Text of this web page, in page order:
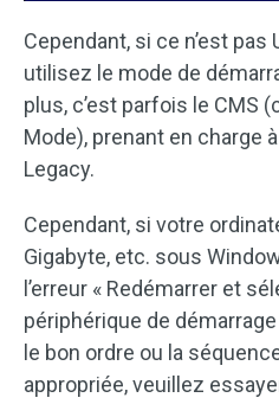
Cependant, si ce n’est pas
utilisez le mode de
plus, c’est parfois le CMS
Mode), prenant en charge à
Legacy.
Cependant, si votre
Gigabyte, etc. sous
l’erreur « Redémarrer et
périphérique de
le bon ordre ou la
appropriée, veuillez